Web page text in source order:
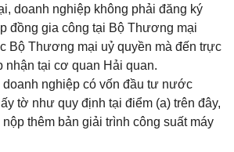
doanh nghiệp không phải đăng ký
đồng gia công tại Bộ Thương mại
Bộ Thương mại uỷ quyền mà đến trực
nhận tại cơ quan Hải quan.
doanh nghiệp có vốn đầu tư nước
tờ như quy định tại điểm (a) trên đây,
thêm bản giải trình công suất máy